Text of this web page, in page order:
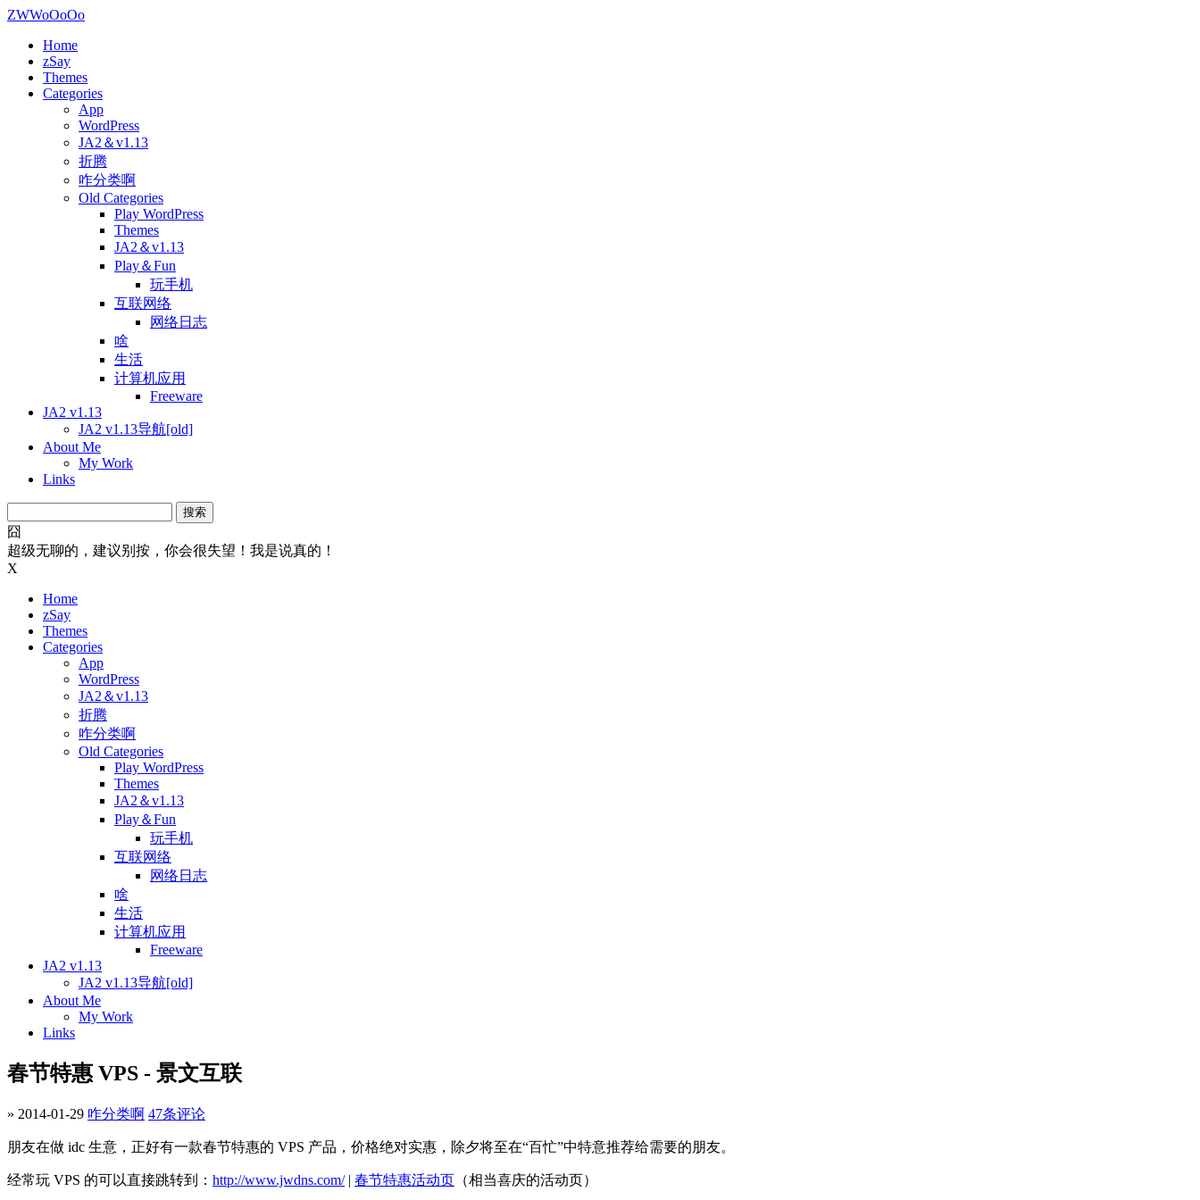
ZWWoOoOo
Home
zSay
Themes
Categories
App
WordPress
JA2＆v1.13
折腾
咋分类啊
Old Categories
Play WordPress
Themes
JA2＆v1.13
Play＆Fun
玩手机
互联网络
网络日志
啥
生活
计算机应用
Freeware
JA2 v1.13
JA2 v1.13导航[old]
About Me
My Work
Links
索：
囧
超级无聊的，建议别按，你会很失望！我是说真的！
X
Home
zSay
Themes
Categories
App
WordPress
JA2＆v1.13
折腾
咋分类啊
Old Categories
Play WordPress
Themes
JA2＆v1.13
Play＆Fun
玩手机
互联网络
网络日志
啥
生活
计算机应用
Freeware
JA2 v1.13
JA2 v1.13导航[old]
About Me
My Work
Links
春节特惠 VPS - 景文互联
» 2014-01-29 咋分类啊 47条评论
朋友在做 idc 生意，正好有一款春节特惠的 VPS 产品，价格绝对实惠，除夕将至在“百忙”中特意推荐给需要的朋友。
经常玩 VPS 的可以直接跳转到： http://www.jwdns.com/| 春节特惠活动页 （相当喜庆的活动页）